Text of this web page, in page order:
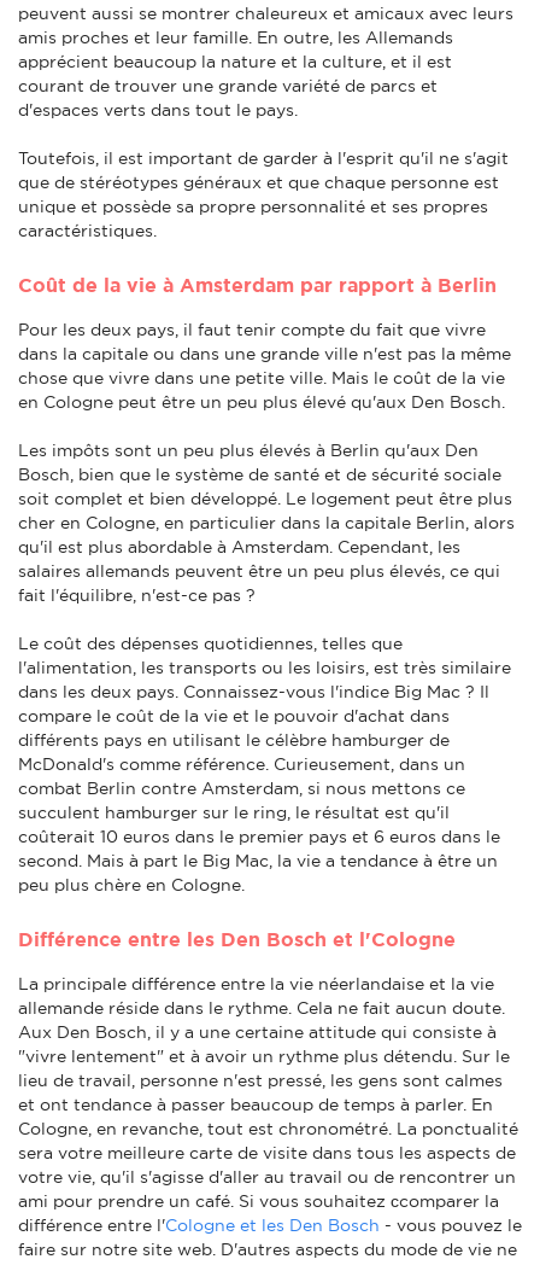
peuvent aussi se montrer chaleureux et amicaux avec leurs
amis proches et leur famille. En outre, les Allemands
apprécient beaucoup la nature et la culture, et il est
courant de trouver une grande variété de parcs et
d'espaces verts dans tout le pays.
Toutefois, il est important de garder à l'esprit qu'il ne s'agit
que de stéréotypes généraux et que chaque personne est
unique et possède sa propre personnalité et ses propres
caractéristiques.
Coût de la vie à Amsterdam par rapport à Berlin
Pour les deux pays, il faut tenir compte du fait que vivre
dans la capitale ou dans une grande ville n'est pas la même
chose que vivre dans une petite ville. Mais le coût de la vie
en Cologne peut être un peu plus élevé qu'aux Den Bosch.
Les impôts sont un peu plus élevés à Berlin qu'aux Den
Bosch, bien que le système de santé et de sécurité sociale
soit complet et bien développé. Le logement peut être plus
cher en Cologne, en particulier dans la capitale Berlin, alors
qu'il est plus abordable à Amsterdam. Cependant, les
salaires allemands peuvent être un peu plus élevés, ce qui
fait l'équilibre, n'est-ce pas ?
Le coût des dépenses quotidiennes, telles que
l'alimentation, les transports ou les loisirs, est très similaire
dans les deux pays. Connaissez-vous l'indice Big Mac ? Il
compare le coût de la vie et le pouvoir d'achat dans
différents pays en utilisant le célèbre hamburger de
McDonald's comme référence. Curieusement, dans un
combat Berlin contre Amsterdam, si nous mettons ce
succulent hamburger sur le ring, le résultat est qu'il
coûterait 10 euros dans le premier pays et 6 euros dans le
second. Mais à part le Big Mac, la vie a tendance à être un
peu plus chère en Cologne.
Différence entre les Den Bosch et l'Cologne
La principale différence entre la vie néerlandaise et la vie
allemande réside dans le rythme. Cela ne fait aucun doute.
Aux Den Bosch, il y a une certaine attitude qui consiste à
"vivre lentement" et à avoir un rythme plus détendu. Sur le
lieu de travail, personne n'est pressé, les gens sont calmes
et ont tendance à passer beaucoup de temps à parler. En
Cologne, en revanche, tout est chronométré. La ponctualité
sera votre meilleure carte de visite dans tous les aspects de
votre vie, qu'il s'agisse d'aller au travail ou de rencontrer un
ami pour prendre un café. Si vous souhaitez сcomparer la
différence entre l'Cologne et les Den Bosch - vous pouvez le
faire sur notre site web. D'autres aspects du mode de vie ne